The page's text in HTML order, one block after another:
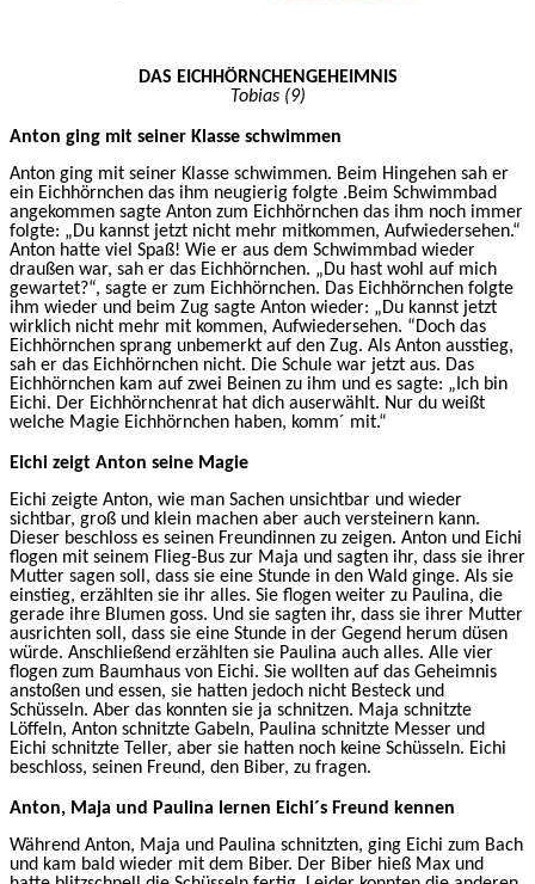
DAS EICHHÖRNCHENGEHEIMNIS
Tobias (9)
Anton ging mit seiner Klasse schwimmen
Anton ging mit seiner Klasse schwimmen. Beim Hingehen sah er
ein Eichhörnchen das ihm neugierig folgte .Beim Schwimmbad
angekommen sagte Anton zum Eichhörnchen das ihm noch immer
folgte: „Du kannst jetzt nicht mehr mitkommen, Aufwiedersehen.“
Anton hatte viel Spaß! Wie er aus dem Schwimmbad wieder
draußen war, sah er das Eichhörnchen. „Du hast wohl auf mich
gewartet?“, sagte er zum Eichhörnchen. Das Eichhörnchen folgte
ihm wieder und beim Zug sagte Anton wieder: „Du kannst jetzt
wirklich nicht mehr mit kommen, Aufwiedersehen. “Doch das
Eichhörnchen sprang unbemerkt auf den Zug. Als Anton ausstieg,
sah er das Eichhörnchen nicht. Die Schule war jetzt aus. Das
Eichhörnchen kam auf zwei Beinen zu ihm und es sagte: „Ich bin
Eichi. Der Eichhörnchenrat hat dich auserwählt. Nur du weißt
welche Magie Eichhörnchen haben, komm´ mit.“
Eichi zeigt Anton seine Magie
Eichi zeigte Anton, wie man Sachen unsichtbar und wieder
sichtbar, groß und klein machen aber auch versteinern kann.
Dieser beschloss es seinen Freundinnen zu zeigen. Anton und Eichi
flogen mit seinem Flieg-Bus zur Maja und sagten ihr, dass sie ihrer
Mutter sagen soll, dass sie eine Stunde in den Wald ginge. Als sie
einstieg, erzählten sie ihr alles. Sie flogen weiter zu Paulina, die
gerade ihre Blumen goss. Und sie sagten ihr, dass sie ihrer Mutter
ausrichten soll, dass sie eine Stunde in der Gegend herum düsen
würde. Anschließend erzählten sie Paulina auch alles. Alle vier
flogen zum Baumhaus von Eichi. Sie wollten auf das Geheimnis
anstoßen und essen, sie hatten jedoch nicht Besteck und
Schüsseln. Aber das konnten sie ja schnitzen. Maja schnitzte
Löffeln, Anton schnitzte Gabeln, Paulina schnitzte Messer und
Eichi schnitzte Teller, aber sie hatten noch keine Schüsseln. Eichi
beschloss, seinen Freund, den Biber, zu fragen.
Anton, Maja und Paulina lernen Eichi´s Freund kennen
Während Anton, Maja und Paulina schnitzten, ging Eichi zum Bach
und kam bald wieder mit dem Biber. Der Biber hieß Max und